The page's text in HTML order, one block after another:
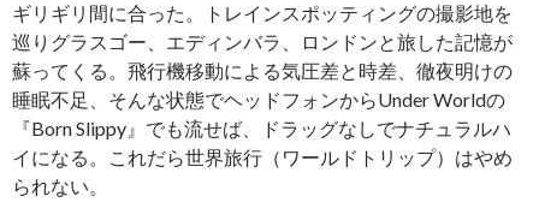
ギリギリ間に合った。トレインスポッティングの撮影地を
巡りグラスゴー、エディンバラ、ロンドンと旅した記憶が
蘇ってくる。飛行機移動による気圧差と時差、徹夜明けの
睡眠不足、そんな状態でヘッドフォンからUnder Worldの
『Born Slippy』でも流せば、ドラッグなしでナチュラルハ
イになる。これだら世界旅行（ワールドトリップ）はやめ
られない。